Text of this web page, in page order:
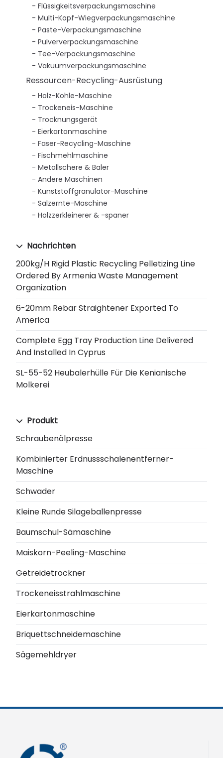
Flüssigkeitsverpackungsmaschine
Multi-Kopf-Wiegverpackungsmaschine
Paste-Verpackungsmaschine
Pulververpackungsmaschine
Tee-Verpackungsmaschine
Vakuumverpackungsmaschine
Ressourcen-Recycling-Ausrüstung
Holz-Kohle-Maschine
Trockeneis-Maschine
Trocknungsgerät
Eierkartonmaschine
Faser-Recycling-Maschine
Fischmehlmaschine
Metallschere & Baler
Andere Maschinen
Kunststoffgranulator-Maschine
Salzernte-Maschine
Holzzerkleinerer & -spaner
Nachrichten
200kg/h Rigid Plastic Recycling Pelletizing Line
Ordered By Armenia Waste Management
Organization
6-20mm Rebar Straightener Exported To
America
Complete Egg Tray Production Line Delivered
And Installed In Cyprus
SL-55-52 Heubalerhülle Für Die Kenianische
Molkerei
Produkt
Schraubenölpresse
Kombinierter Erdnussschalenentferner-
Maschine
Schwader
Kleine Runde Silageballenpresse
Baumschul-Sämaschine
Maiskorn-Peeling-Maschine
Getreidetrockner
Trockeneisstrahlmaschine
Eierkartonmaschine
Briquettschneidemaschine
Sägemehldryer